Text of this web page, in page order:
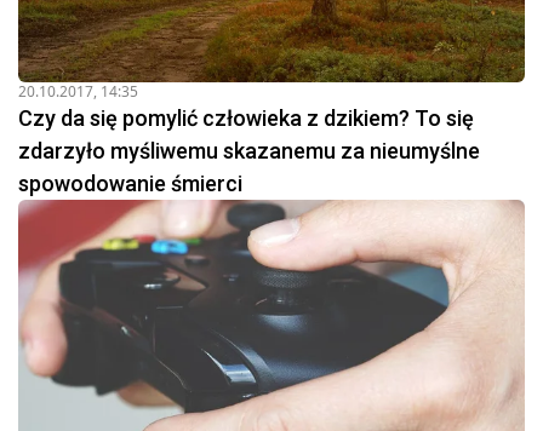
20.10.2017, 14:35
Czy da się pomylić człowieka z dzikiem? To się
zdarzyło myśliwemu skazanemu za nieumyślne
spowodowanie śmierci